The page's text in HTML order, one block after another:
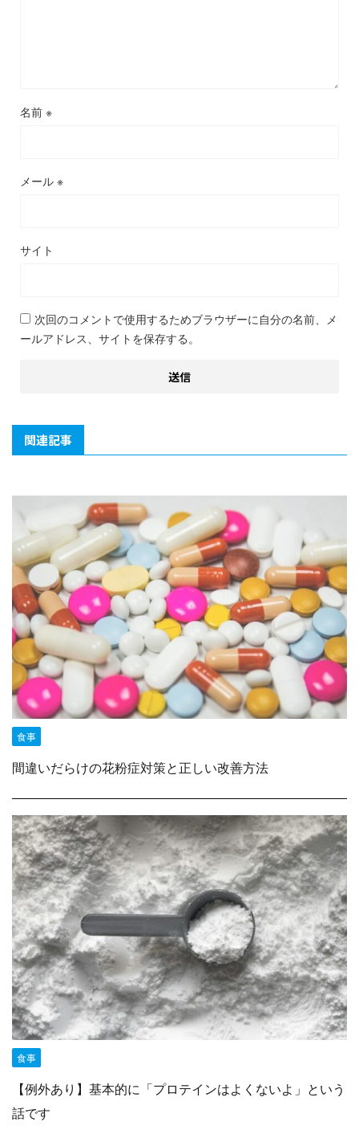
名前 ※
メール ※
サイト
次回のコメントで使用するためブラウザーに自分の名前、メ
ールアドレス、サイトを保存する。
関連記事
食事
間違いだらけの花粉症対策と正しい改善方法
食事
【例外あり】基本的に「プロテインはよくないよ」という
話です